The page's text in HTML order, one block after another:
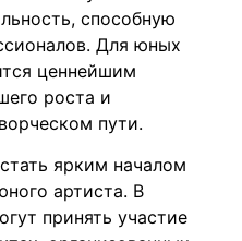
способную
Для юных
ценнейшим
роста и
пути.
ярким началом
артиста. В
принять участие